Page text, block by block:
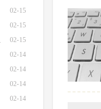
02-15
02-15
02-15
02-14
02-14
02-14
02-14